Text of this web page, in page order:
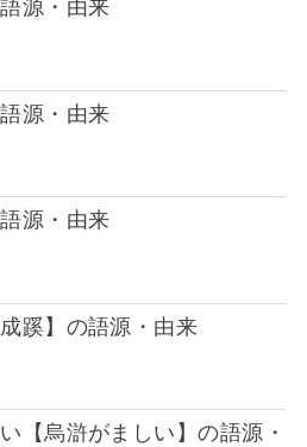
源・由来
源・由来
蹊】の語源・由来
【烏滸がましい】の語源・